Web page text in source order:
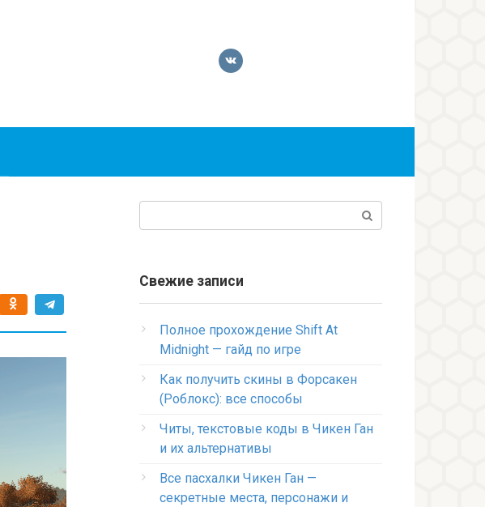
Свежие записи
Полное прохождение Shift At
Midnight — гайд по игре
Как получить скины в Форсакен
(Роблокс): все способы
Читы, текстовые коды в Чикен Ган
и их альтернативы
Все пасхалки Чикен Ган —
секретные места, персонажи и